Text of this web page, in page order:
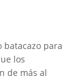
batacazo para
los
de más al